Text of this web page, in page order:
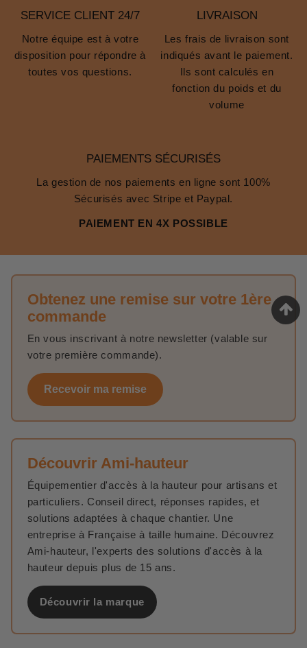
SERVICE CLIENT 24/7
Notre équipe est à votre
disposition pour répondre à
toutes vos questions.
LIVRAISON
Les frais de livraison sont
indiqués avant le paiement.
Ils sont calculés en
fonction du poids et du
volume
PAIEMENTS SÉCURISÉS
La gestion de nos paiements en ligne sont 100%
Sécurisés avec Stripe et Paypal.
PAIEMENT EN 4X POSSIBLE
Obtenez une remise sur votre 1ère
commande
En vous inscrivant à notre newsletter (valable sur
votre première commande).
Recevoir ma remise
Découvrir Ami-hauteur
Équipementier d'accès à la hauteur pour artisans et
particuliers. Conseil direct, réponses rapides, et
solutions adaptées à chaque chantier. Une
entreprise à Française à taille humaine. Découvrez
Ami-hauteur, l'experts des solutions d'accès à la
hauteur depuis plus de 15 ans.
Découvrir la marque